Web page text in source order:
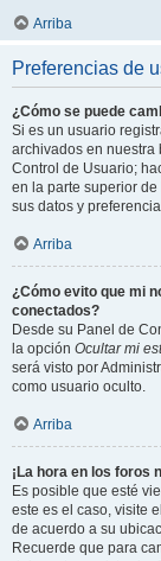
Arriba
Preferencias de
¿Cómo se puede
Si es un usuario
archivados en nuestra
Control de Usuario;
en la parte superior
sus datos y
Arriba
¿Cómo evito que mi
conectados?
Desde su Panel de
la opción Ocultar mi
será visto por
como usuario oculto.
Arriba
¡La hora en los foros
Es posible que esté
este es el caso, visite
de acuerdo a su
Recuerde que para